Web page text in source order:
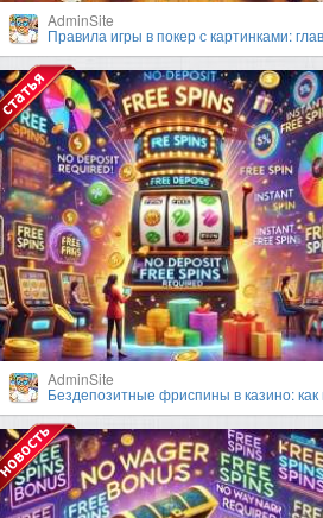
AdminSite
Правила игры в покер с картинками:
AdminSite
Бездепозитные фриспины в казино: как